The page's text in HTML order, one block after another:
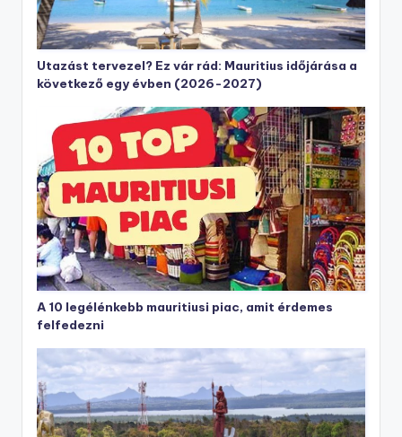
Utazást tervezel? Ez vár rád: Mauritius időjárása a
következő egy évben (2026-2027)
A 10 legélénkebb mauritiusi piac, amit érdemes
felfedezni